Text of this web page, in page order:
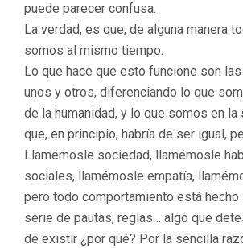
puede parecer confusa.
La verdad, es que, de alguna manera
somos al mismo tiempo.
Lo que hace que esto funcione son
unos y otros, diferenciando lo que
de la humanidad, y lo que somos en la
que, en principio, habría de ser igual,
Llamémosle sociedad, llamémosle
sociales, llamémosle empatía,
pero todo comportamiento está hecho
serie de pautas, reglas… algo que
de existir ¿por qué? Por la sencilla